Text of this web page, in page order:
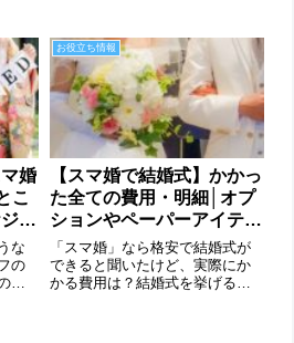
婚
こ
ュ
ー
な
の
く
お役立ち情報
【スマ婚で結婚式】かかっ
た全ての費用・明細│オプ
ションやペーパーアイテ
ム、装花、演出など
「スマ婚」なら格安で結婚式が
できると聞いたけど、実際にか
かる費用は？結婚式を挙げるに